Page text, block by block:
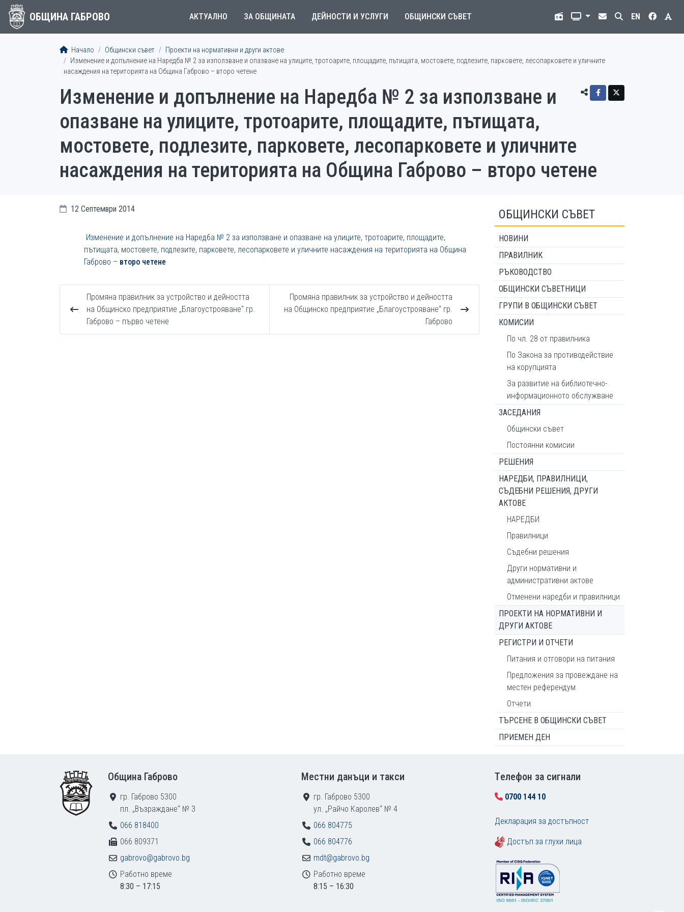
ОБЩИНА ГАБРОВО АКТУАЛНО ЗА ОБЩИНАТА ДЕЙНОСТИ И УСЛУГИ ОБЩИНСКИ СЪВЕТ EN
Начало Общински съвет
Проекти на нормативни и други актове
Изменение и допълнение на Наредба № 2 за използване и опазване на улиците, тротоарите, площадите, пътищата, мостовете, подлезите, парковете, лесопарковете и уличните
насаждения на територията на Община Габрово – второ четене
Изменение и допълнение на Наредба № 2 за използване и
опазване на улиците, тротоарите, площадите, пътищата,
мостовете, подлезите, парковете, лесопарковете и уличните
насаждения на територията на Община Габрово – второ четене
12 Септември 2014
Изменение и допълнение на Наредба № 2 за използване и опазване на улиците, тротоарите, площадите,
пътищата, мостовете, подлезите, парковете, лесопарковете и уличните насаждения на територията на Община
Габрово – второ четене
Промяна правилник за устройство и дейността
на Общинско предприятие „Благоустрояване“ гр.
Габрово – първо четене
Промяна правилник за устройство и дейността
на Общинско предприятие „Благоустрояване“ гр.
Габрово
ОБЩИНСКИ СЪВЕТ
НОВИНИ
ПРАВИЛНИК
РЪКОВОДСТВО
ОБЩИНСКИ СЪВЕТНИЦИ
ГРУПИ В ОБЩИНСКИ СЪВЕТ
КОМИСИИ
По чл. 28 от правилника
По Закона за противодействие
на корупцията
За развитие на библиотечно-
информационното обслужване
ЗАСЕДАНИЯ
Общински съвет
Постоянни комисии
РЕШЕНИЯ
НАРЕДБИ, ПРАВИЛНИЦИ,
СЪДЕБНИ РЕШЕНИЯ, ДРУГИ
АКТОВЕ
НАРЕДБИ
Правилници
Съдебни решения
Други нормативни и
административни актове
Отменени наредби и правилници
ПРОЕКТИ НА НОРМАТИВНИ И
ДРУГИ АКТОВЕ
РЕГИСТРИ И ОТЧЕТИ
Питания и отговори на питания
Предложения за провеждане на
местен референдум
Отчети
ТЪРСЕНЕ В ОБЩИНСКИ СЪВЕТ
ПРИЕМЕН ДЕН
Община Габрово
гр. Габрово 5300
пл. „Възраждане“ № 3
066 818400
066 809371
gabrovo@gabrovo.bg
Работно време
8:30 – 17:15
Местни данъци и такси
гр. Габрово 5300
ул. „Райчо Каролев“ № 4
066 804775
066 804776
mdt@gabrovo.bg
Работно време
8:15 – 16:30
Tелефон за сигнали
0700 144 10
Декларация за достъпност
Достъп за глухи лица